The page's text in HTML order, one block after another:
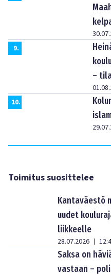
9.
–
10.
Toimitus suosittelee
Kantaväestö
uudet
liikkeelle
28.07.2026 |
Saksa on
vastaan –